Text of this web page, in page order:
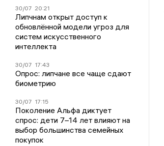
30/07 20:21
Липчнам открыт доступ к
обновлённой модели угроз для
систем искусственного
интеллекта
30/07 17:43
Опрос: липчане все чаще сдают
биометрию
30/07 17:15
Поколение Альфа диктует
спрос: дети 7–14 лет влияют на
выбор большинства семейных
покупок